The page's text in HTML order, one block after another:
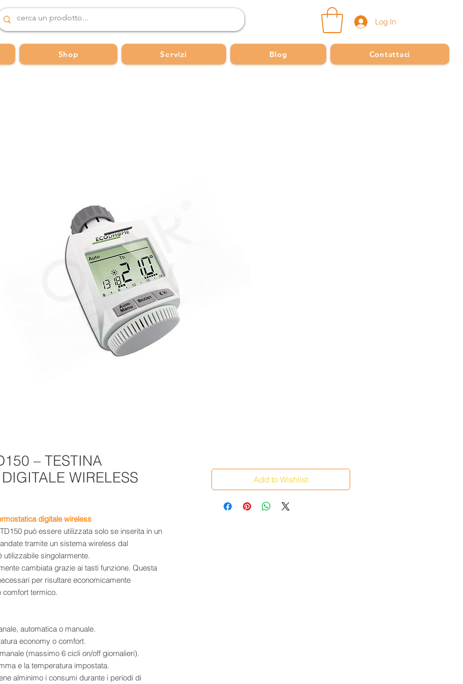
Log In
Shop Servizi Blog Contattaci
– TESTINA
WIRELESS
digitale wireless
può essere utilizzata solo se inserita in un
tramite un sistema wireless dal
utilizzabile singolarmente.
cambiata grazie ai tasti funzione. Questa
per risultare economicamente
comfort termico.
automatica o manuale.
economy o comfort.
(massimo 6 cicli on/off giornalieri).
e la temperatura impostata.
alminimo i consumi durante i periodi di
Add to Wishlist